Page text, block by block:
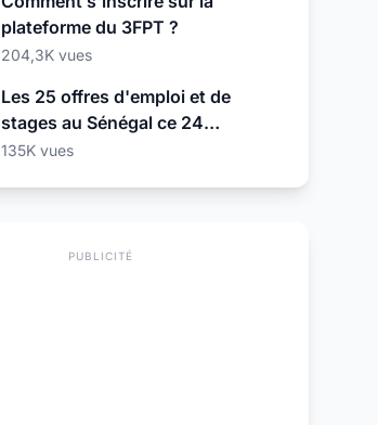
plateforme du 3FPT ?
204,3K vues
Les 25 offres d'emploi et de
stages au Sénégal ce 24
Septembre 2025
135K vues
PUBLICITÉ